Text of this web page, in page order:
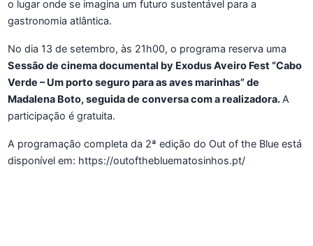
o lugar onde se imagina um futuro sustentável para a
gastronomia atlântica.
No dia 13 de setembro, às 21h00, o programa reserva uma
Sessão de cinema documental by Exodus Aveiro Fest “Cabo
Verde – Um porto seguro para as aves marinhas” de
Madalena Boto, seguida de conversa com a realizadora.A
participação é gratuita.
A programação completa da 2ª edição do Out of the Blue está
disponível em: https://outofthebluematosinhos.pt/